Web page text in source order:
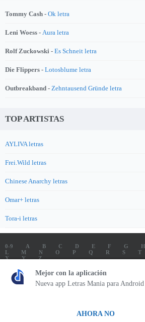
Tommy Cash - Ok letra
Leni Woess - Aura letra
Rolf Zuckowski - Es Schneit letra
Die Flippers - Lotosblume letra
Outbreakband - Zehntausend Gründe letra
TOP ARTISTAS
AYLIVA letras
Frei.Wild letras
Chinese Anarchy letras
Omar+ letras
Tora-i letras
0-9 A B C D E F G H
L
M N O P Q R S T
X
Y
Z
LETRAS
SOUNDTRACK LETRAS
TOP 100 LETRAS
ENVIA LETRAS
Letrasmania.com - Copyright © 2026 - All
Mejor con la aplicación
Nueva app Letras Mania para Android
AHORA NO